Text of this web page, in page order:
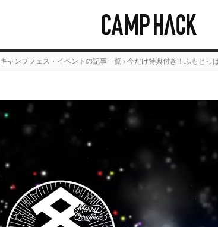
キャンプフェス・イベントの記事一覧 › 今だけ特典付き！ふもとっ